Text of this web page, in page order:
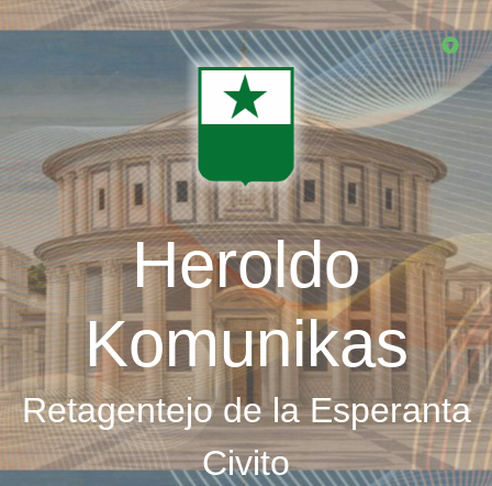
Skip
Heroldo
Komunikas
Retagentejo de la Esperanta
Civito